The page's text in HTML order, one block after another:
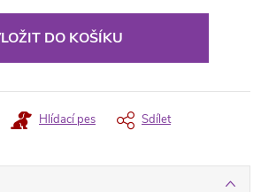
DO KOŠÍKU
Hlídací pes Sdílet